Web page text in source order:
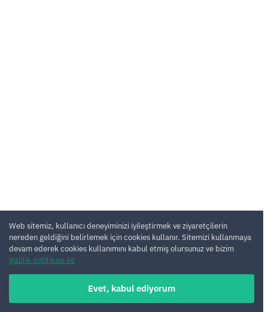
Web sitemiz, kullanıcı deneyiminizi iyileştirmek ve ziyaretçilerin
nereden geldiğini belirlemek için cookies kullanır. Sitemizi kullanmaya
devam ederek cookies kullanımını kabul etmiş olursunuz ve bizim
gizlilik politikası ile
Evet, kabul ediyorum